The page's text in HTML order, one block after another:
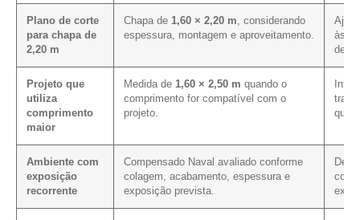
Plano de corte
para chapa de
2,20 m
Chapa de 1,60 × 2,20 m , considerando
espessura, montagem e aproveitamento.
às
Projeto que
utiliza
comprimento
maior
Medida de 1,60 × 2,50 m quando o
comprimento for compatível com o
projeto.
Ambiente com
exposição
recorrente
Compensado Naval avaliado conforme
colagem, acabamento, espessura e
exposição prevista.
com